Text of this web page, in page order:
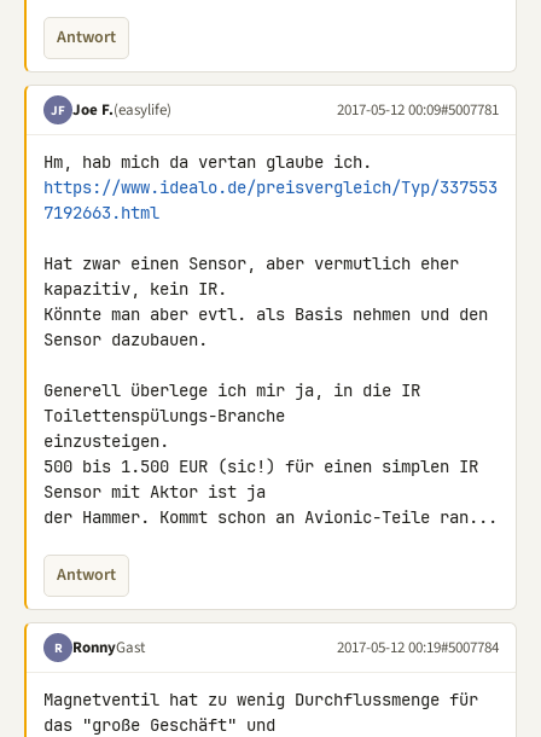
Antwort
JF Joe F.(easylife) 2017-05-12 00:09#5007781
https://www.idealo.de/preisvergleich/Typ/337553
7192663.html
Hat zwar einen Sensor, aber vermutlich eher
kapazitiv, kein IR.
Könnte man aber evtl. als Basis nehmen und den
Sensor dazubauen.
Generell überlege ich mir ja, in die IR
Toilettenspülungs-Branche
einzusteigen.
500 bis 1.500 EUR (sic!) für einen simplen IR
Sensor mit Aktor ist ja
der Hammer. Kommt schon an Avionic-Teile ran...
Antwort
R RonnyGast 2017-05-12 00:19#5007784
Magnetventil hat zu wenig Durchflussmenge für
das "große Geschäft" und